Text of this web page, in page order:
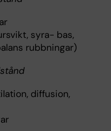
syra- bas,
rubbningar)
diffusion,